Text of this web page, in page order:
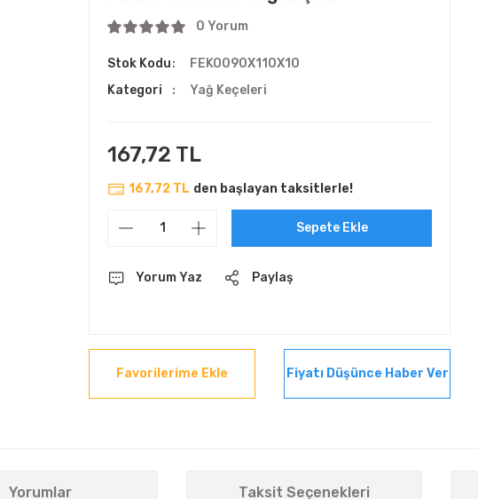
0 Yorum
Stok Kodu
FEKO090X110X10
Kategori
Yağ Keçeleri
167,72 TL
167,72 TL den başlayan taksitlerle!
Sepete Ekle
Yorum Yaz Paylaş
Fiyatı Düşünce Haber Ver
Yorumlar Taksit Seçenekleri